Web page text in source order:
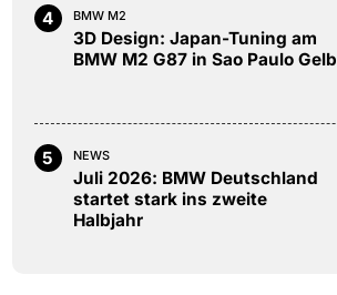
4 BMW M2
3D Design: Japan-Tuning am
BMW M2 G87 in Sao Paulo Gelb
5 NEWS
Juli 2026: BMW Deutschland
startet stark ins zweite
Halbjahr